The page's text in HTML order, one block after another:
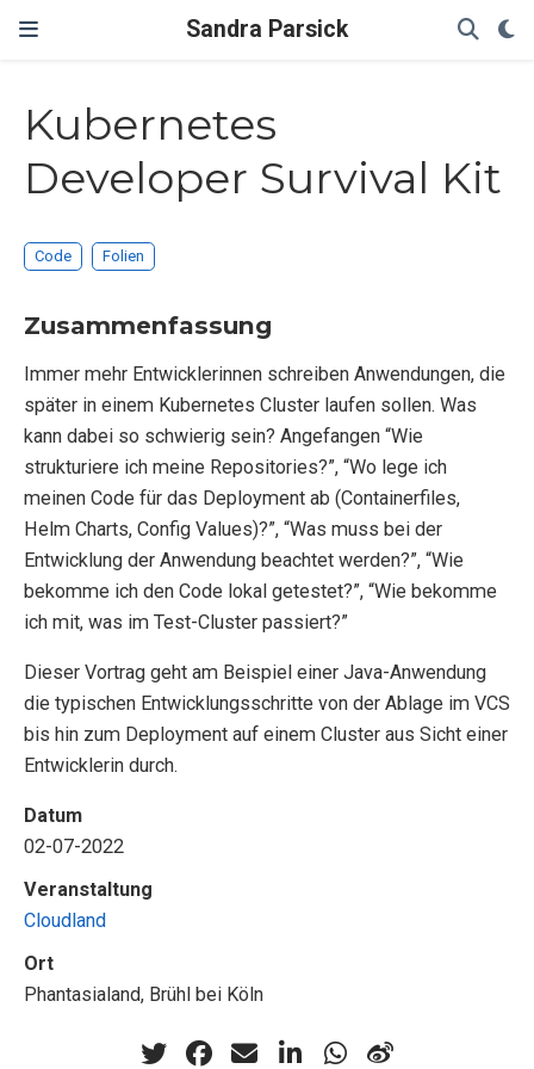
Sandra Parsick
Kubernetes
Developer Survival Kit
Code Folien
Zusammenfassung
Immer mehr Entwicklerinnen schreiben Anwendungen, die
später in einem Kubernetes Cluster laufen sollen. Was
kann dabei so schwierig sein? Angefangen “Wie
strukturiere ich meine Repositories?”, “Wo lege ich
meinen Code für das Deployment ab (Containerfiles,
Helm Charts, Config Values)?”, “Was muss bei der
Entwicklung der Anwendung beachtet werden?”, “Wie
bekomme ich den Code lokal getestet?”, “Wie bekomme
ich mit, was im Test-Cluster passiert?”
Dieser Vortrag geht am Beispiel einer Java-Anwendung
die typischen Entwicklungsschritte von der Ablage im VCS
bis hin zum Deployment auf einem Cluster aus Sicht einer
Entwicklerin durch.
Datum
02-07-2022
Veranstaltung
Cloudland
Ort
Phantasialand, Brühl bei Köln